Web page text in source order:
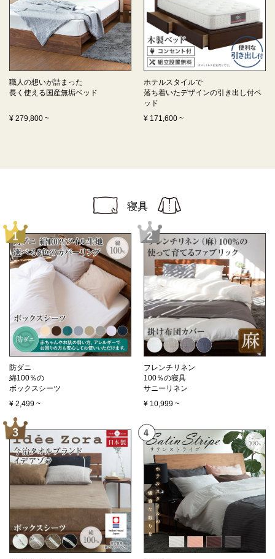
職人の想いが詰まった
長く使える 国産無垢ベッド
¥ 279,800 ~
ホテルスタイルで
落ち着いたデザインの引き出し付ベ
ッド
¥ 171,600 ~
寝具
防ダニ
綿100％の
ボックスシーツ
¥ 2,499 ~
フレンチリネン
100％の寝具
サニーリネン
¥ 10,999 ~